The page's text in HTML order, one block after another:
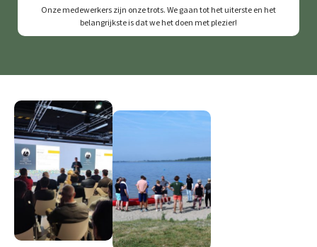
Onze medewerkers zijn onze trots. We gaan tot het uiterste en het
belangrijkste is dat we het doen met plezier!